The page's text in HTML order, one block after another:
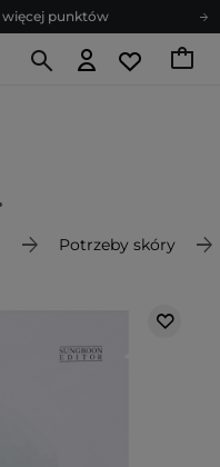
więcej punktów
pełen porad
więcej punktów
Potrzeby skóry